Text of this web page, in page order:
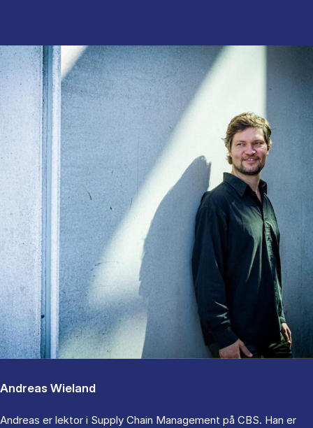
Andreas Wieland
Andreas er lektor i Supply Chain Management på CBS. Han er